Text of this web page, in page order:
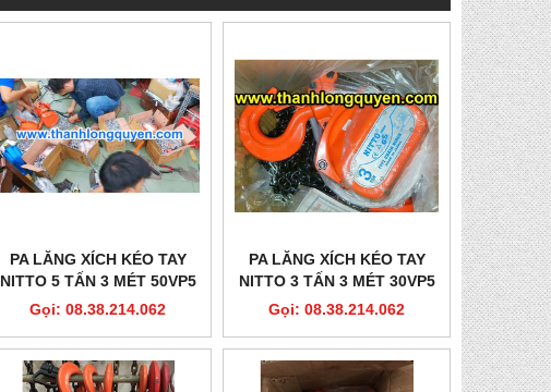
PA LĂNG XÍCH KÉO TAY
NITTO 5 TẤN 3 MÉT 50VP5
Gọi: 08.38.214.062
PA LĂNG XÍCH KÉO TAY
NITTO 3 TẤN 3 MÉT 30VP5
Gọi: 08.38.214.062